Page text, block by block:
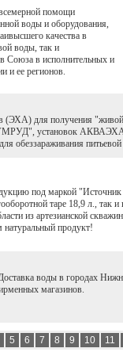
помощи
воды и оборудования,
качества в
воды, так и
Союза в исполнительных и
и ее регионов.
(ЭХА) для
установок АКВАЭХА ,
обеззараживания
под маркой "Источник
таре 18,9 л., так
из артезианской
натуральный продукт!
воды в городах
магазинов.
5 6 7 8 9 10 11